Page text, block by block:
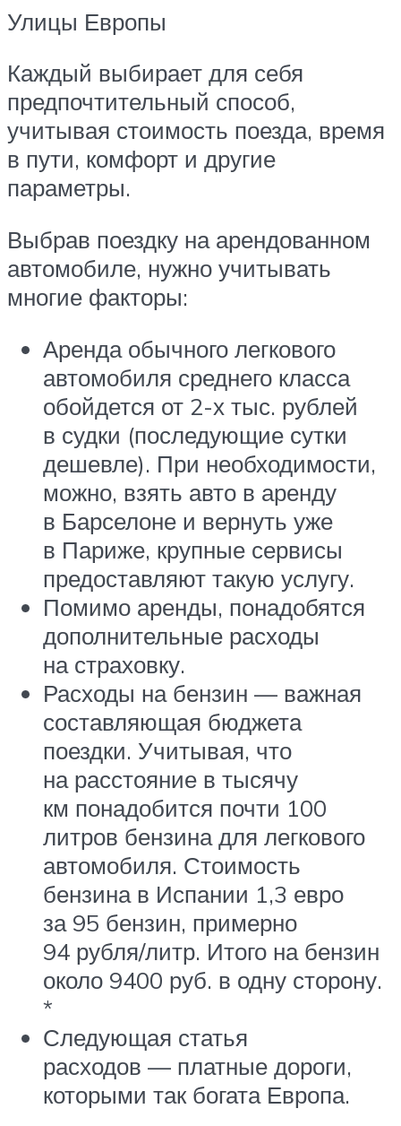
Улицы Европы
Каждый выбирает для себя
предпочтительный способ,
учитывая стоимость поезда, время
в пути, комфорт и другие
параметры.
Выбрав поездку на арендованном
автомобиле, нужно учитывать
многие факторы:
Аренда обычного легкового
автомобиля среднего класса
обойдется от 2-х тыс. рублей
в судки (последующие сутки
дешевле). При необходимости,
можно, взять авто в аренду
в Барселоне и вернуть уже
в Париже, крупные сервисы
предоставляют такую услугу.
Помимо аренды, понадобятся
дополнительные расходы
на страховку.
Расходы на бензин — важная
составляющая бюджета
поездки. Учитывая, что
на расстояние в тысячу
км понадобится почти 100
литров бензина для легкового
автомобиля. Стоимость
бензина в Испании 1,3 евро
за 95 бензин, примерно
94 рубля/литр. Итого на бензин
около 9400 руб. в одну сторону.
*
Следующая статья
расходов — платные дороги,
которыми так богата Европа.